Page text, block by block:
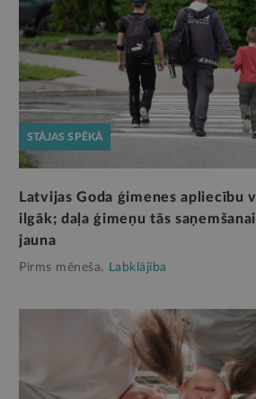
STĀJAS SPĒKĀ
Latvijas Goda ģimenes apliecību
ilgāk; daļa ģimeņu tās
jauna
Pirms mēneša, Labklājība